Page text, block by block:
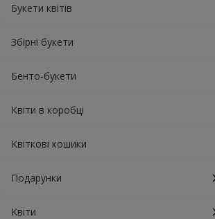
Букети квітів
Збірні букети
Бенто-букети
Квіти в коробці
Квіткові кошики
Подарунки
Квіти